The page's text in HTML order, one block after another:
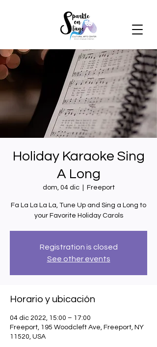
Holiday Karaoke Sing
A Long
dom, 04 dic
  |
Freeport
Fa La La La La, Tune Up and Sing a Long to
your Favorite Holiday Carols
Registration is closed
See other events
Horario y ubicación
04 dic 2022, 15:00 – 17:00
Freeport, 195 Woodcleft Ave, Freeport, NY
11520, USA